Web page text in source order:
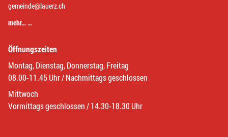
gemeinde@lauerz.ch
mehr… …
Öffnungszeiten
Montag, Dienstag, Donnerstag, Freitag
08.00-11.45 Uhr / Nachmittags geschlossen
Mittwoch
Vormittags geschlossen / 14.30-18.30 Uhr